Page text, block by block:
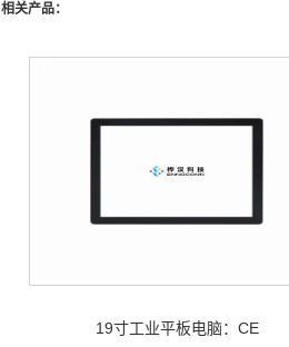
相关产品：
19寸工业平板电脑：CE